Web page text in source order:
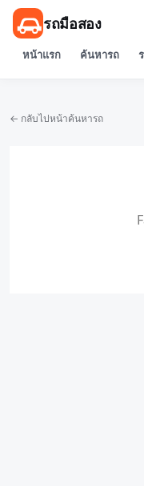
รถมือสอง
หน้าแรก ค้นหารถ
← กลับไปหน้าค้นหารถ